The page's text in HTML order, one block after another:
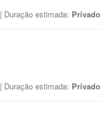
| Duração estimada: Privado
| Duração estimada: Privado